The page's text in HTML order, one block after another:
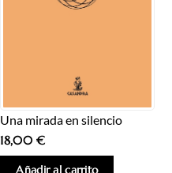
Una mirada en silencio
18,00€
Añadir al carrito